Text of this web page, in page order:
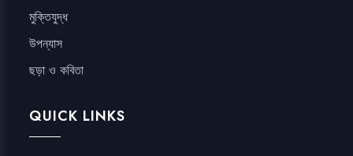
মুক্তিযুদ্ধ
উপন্যাস
ছড়া ও কবিতা
QUICK LINKS